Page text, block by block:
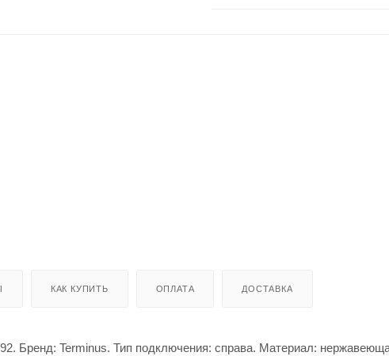
КАК КУПИТЬ ОПЛАТА ДОСТАВКА
Бренд: Terminus. Тип подключения: справа. Материал: